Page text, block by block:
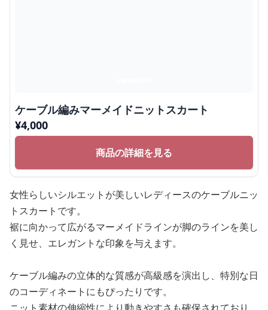
ケーブル編みマーメイドニットスカート
¥4,000
商品の詳細を見る
女性らしいシルエットが美しいレディースのケーブルニッ
トスカートです。
裾に向かって広がるマーメイドラインが脚のラインを美し
く見せ、エレガントな印象を与えます。
ケーブル編みの立体的な質感が高級感を演出し、特別な日
のコーディネートにもぴったりです。